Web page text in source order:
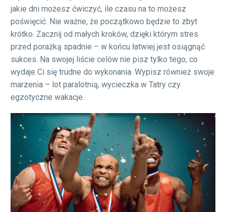
jakie dni możesz ćwiczyć, ile czasu na to możesz
poświęcić. Nie ważne, że początkowo będzie to zbyt
krótko. Zacznij od małych kroków, dzięki którym stres
przed porażką spadnie – w końcu łatwiej jest osiągnąć
sukces. Na swojej liście celów nie pisz tylko tego, co
wydaje Ci się trudne do wykonania. Wypisz również swoje
marzenia – lot paralotnią, wycieczka w Tatry czy
egzotyczne wakacje.